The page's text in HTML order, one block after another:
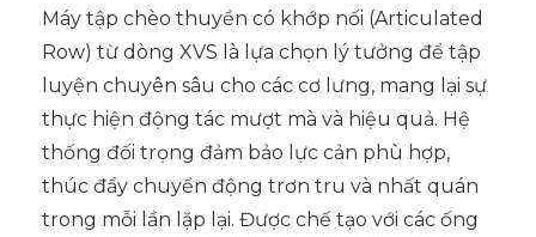
Máy tập chèo thuyền có khớp nối (Articulated
Row) từ dòng XVS là lựa chọn lý tưởng để tập
luyện chuyên sâu cho các cơ lưng, mang lại sự
thực hiện động tác mượt mà và hiệu quả. Hệ
thống đối trọng đảm bảo lực cản phù hợp,
thúc đẩy chuyển động trơn tru và nhất quán
trong mỗi lần lặp lại. Được chế tạo với các ống